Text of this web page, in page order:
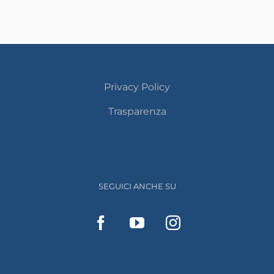
Privacy Policy
Trasparenza
SEGUICI ANCHE SU